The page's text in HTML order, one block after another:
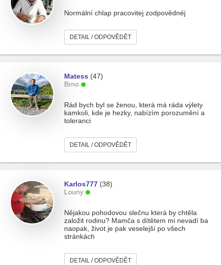
Normální chlap pracovitej zodpovědnéj
DETAIL / ODPOVĚDĚT
Matess (47)
Brno
Rád bych byl se ženou, která má ráda výlety
kamkoli, kde je hezky, nabízím porozumění a
toleranci
DETAIL / ODPOVĚDĚT
Karlos777 (38)
Louny
Nějakou pohodovou slečnu která by chtěla
založit rodinu? Mamča s dítětem mi nevadí ba
naopak, život je pak veselejší po všech
stránkách
DETAIL / ODPOVĚDĚT